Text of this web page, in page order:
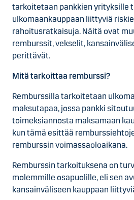
tarkoitetaan pankkien yrityksille
ulkomaankauppaan liittyviä
rahoitusratkaisuja. Näitä ovat
remburssit, vekselit,
perittävät.
Mitä tarkoittaa remburssi?
Remburssilla tarkoitetaan
maksutapaa, jossa pankki
toimeksiannosta maksamaan
kun tämä esittää
remburssin voimassaoloaikana.
Remburssin tarkoituksena on
molemmille osapuolille, eli sen
kansainväliseen kauppaan